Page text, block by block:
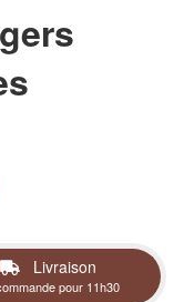
Livraison
pour 11h30